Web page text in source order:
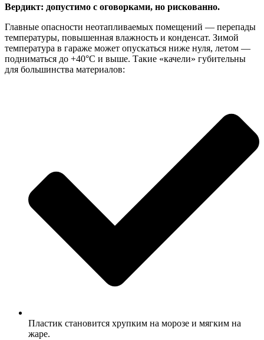
Вердикт: допустимо с оговорками, но рискованно.
Главные опасности неотапливаемых помещений — перепады
температуры, повышенная влажность и конденсат. Зимой
температура в гараже может опускаться ниже нуля, летом —
подниматься до +40°C и выше. Такие «качели» губительны
для большинства материалов:
Пластик становится хрупким на морозе и мягким на
жаре.